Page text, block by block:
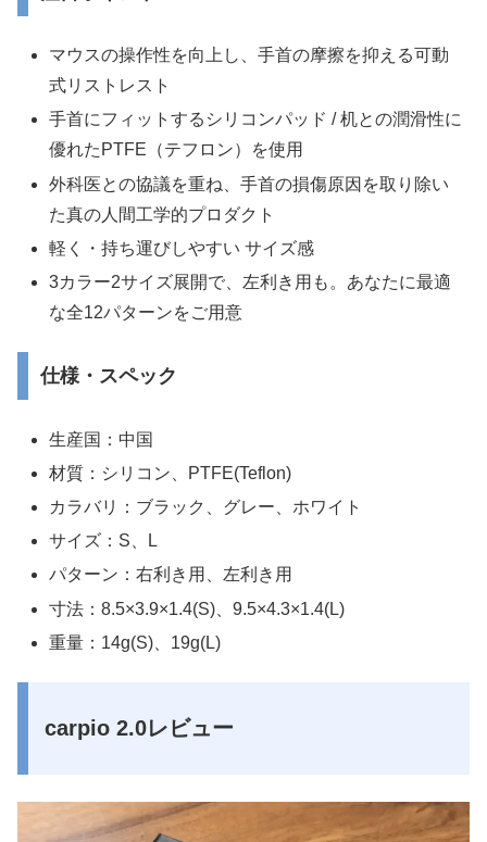
マウスの操作性を向上し、手首の摩擦を抑える可動
式リストレスト
手首にフィットするシリコンパッド / 机との潤滑性に
優れたPTFE（テフロン）を使用
外科医との協議を重ね、手首の損傷原因を取り除い
た真の人間工学的プロダクト
軽く・持ち運びしやすい サイズ感
3カラー2サイズ展開で、左利き用も。あなたに最適
な全12パターンをご用意
仕様・スペック
生産国：中国
材質：シリコン、PTFE(Teflon)
カラバリ：ブラック、グレー、ホワイト
サイズ：S、L
パターン：右利き用、左利き用
寸法：8.5×3.9×1.4(S)、9.5×4.3×1.4(L)
重量：14g(S)、19g(L)
carpio 2.0レビュー